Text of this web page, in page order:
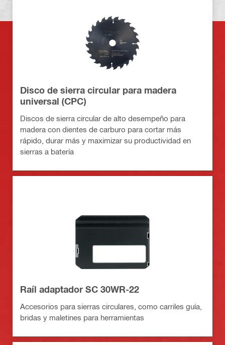
Disco de sierra circular para madera
universal (CPC)
Discos de sierra circular de alto desempeño para
madera con dientes de carburo para cortar más
rápido, durar más y maximizar su productividad en
sierras a batería
Raíl adaptador SC 30WR-22
Accesorios para sierras circulares, como carriles guía,
bridas y maletines para herramientas